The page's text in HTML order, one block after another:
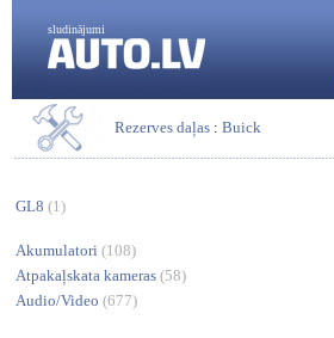
sludinājumi
Rezerves daļas : Buick
GL8 (1)
Akumulatori (108)
Atpakaļskata kameras (58)
Audio/Video (677)